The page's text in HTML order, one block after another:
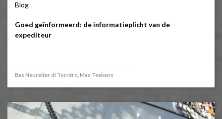
Blog
Goed geïnformeerd: de informatieplicht van de
expediteur
Bas Neureiter di Torréro, Max Teekens